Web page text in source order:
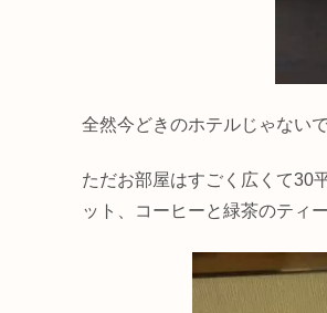
全然今どきのホテルじゃないで
ただお部屋はすごく広くて30
ット、コーヒーと緑茶のティ